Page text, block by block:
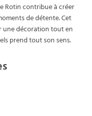
Rotin contribue à créer
de détente. Cet
une décoration tout en
prend tout son sens.